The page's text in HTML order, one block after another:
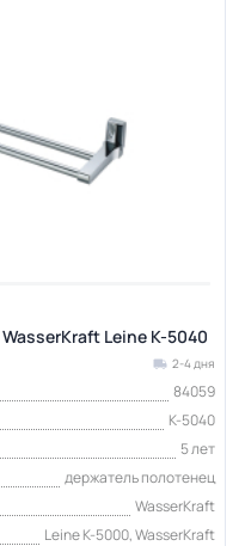
Leine K-5040
2-4 дня
84059
K-5040
5 лет
держатель полотенец
WasserKraft
Leine K-5000, WasserKraft